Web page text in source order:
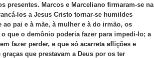
presentes. Marcos e Marceliano firmaram-se na
los a Jesus Cristo tornar-se humildes
pai e à mãe, à mulher e à do irmão, os
que o demônio poderia fazer para impedi-lo; a
fazer perder, e que só acarreta aflições e
que prestavam a Deus por os ter